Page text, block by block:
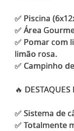
✅ Piscina
✅ Área
✅ Pomar com
limão rosa.
✅ Campinho
🔥
✅ Sistema de
✅ Totalmente